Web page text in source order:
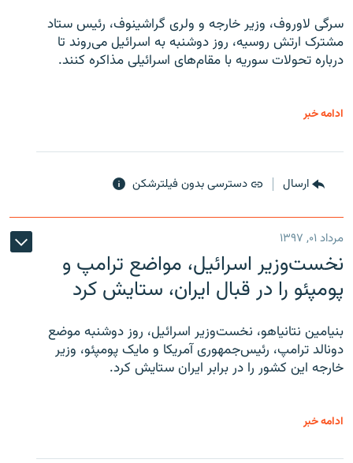
سرگی لاوروف، وزیر خارجه و ولری گراشینوف، رئیس ستاد
مشترک ارتش روسیه، روز دوشنبه به اسرائیل می‌روند تا
درباره تحولات سوریه با مقام‌های اسرائیلی مذاکره کنند.
ادامه خبر
ارسال دسترسی بدون فیلترشکن
مرداد ۰۱, ۱۳۹۷
نخست‌وزیر اسرائیل، مواضع ترامپ و
پومپئو را در قبال ایران، ستایش کرد
بنیامین نتانیاهو، نخست‌وزیر اسرائیل، روز دوشنبه موضع
دونالد ترامپ، رئیس‌جمهوری آمریکا و مایک پومپئو، وزیر
خارجه این کشور را در برابر ایران ستایش کرد.
ادامه خبر